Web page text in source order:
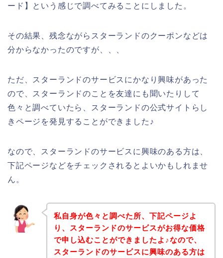
ード】という感じで調べてみることにしました。
その結果、残念ながらスターランドのクーポンなどは
分からなかったのですが、、、
ただ、スターランドのサービスにかなり興味があった
ので、スターランドのことを友達にも聞いたりして
色々と調べていたら、スターランドの公式サイトらし
きページを発見することができました♪
なので、スターランドのサービスに興味のある方は、
下記ページなどをチェックされるとよいかもしれませ
ん。
私自身が色々と調べた所、下記ページよ
り、スターランドのサービスがお得な価格
で申し込むことができましたよ♪なので、
スターランドのサービスに興味のある方は